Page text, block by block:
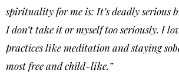
spirituality for me is: It’s deadly serious
I don’t take it or myself too seriously. I
practices like meditation and staying
most free and child-like.”